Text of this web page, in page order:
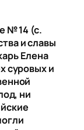
№ 14 (с.
и славы
Елена
суровых и
ни